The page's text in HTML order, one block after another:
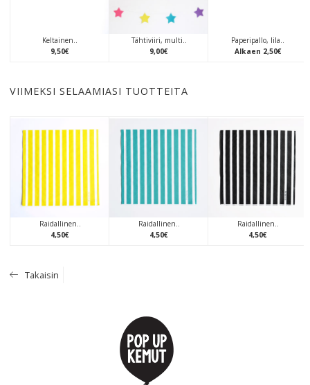
Keltainen..
9,50€
Tähtiviiri, multi..
9,00€
Paperipallo, lila..
Alkaen 2,50€
VIIMEKSI SELAAMIASI TUOTTEITA
Raidallinen..
4,50€
Raidallinen..
4,50€
Raidallinen..
4,50€
Takaisin